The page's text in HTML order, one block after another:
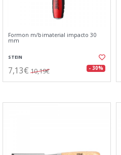
Formon m/bimaterial impacto 30
mm
STEIN
7,13€ 10,19€ - 30%